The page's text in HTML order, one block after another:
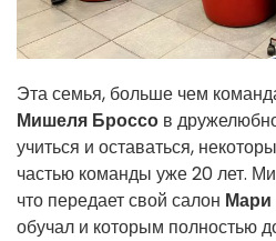
Эта семья, больше чем
Мишеля Броссо в
учиться и оставаться,
частью команды уже 20 лет.
что передает свой салон Мари
обучал и которым полностью